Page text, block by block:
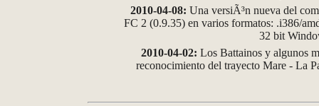
2010-04-08: Una versiÃ³n nueva del
FC 2 (0.9.35) en varios formatos: .i386/
32 bit
2010-04-02: Los Battainos y algunos
reconocimiento del trayecto Mare - La